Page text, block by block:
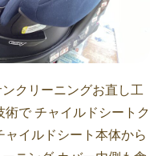
クリーニングお直し工
で チャイルドシートク
ャイルドシート本体から